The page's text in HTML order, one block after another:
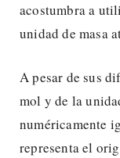
acostumbra a
unidad de masa
A pesar de sus
mol y de la
numéricamente
representa el